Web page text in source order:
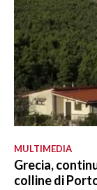
MULTIMEDIA
Grecia,
colline di